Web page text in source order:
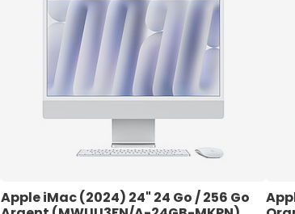
Apple iMac (2024) 24" 24 Go / 256 Go